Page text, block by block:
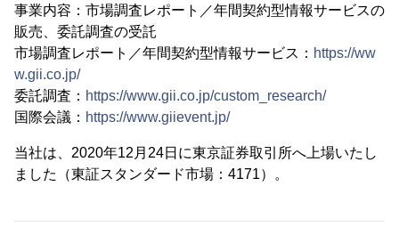
事業内容：市場調査レポート／年間契約型情報サービスの
販売、委託調査の受託
市場調査レポート／年間契約型情報サービス： https://ww
w.gii.co.jp/
委託調査： https://www.gii.co.jp/custom_research/
国際会議： https://www.giievent.jp/
当社は、2020年12月24日に東京証券取引所へ上場いたし
ました（東証スタンダード市場：4171）。